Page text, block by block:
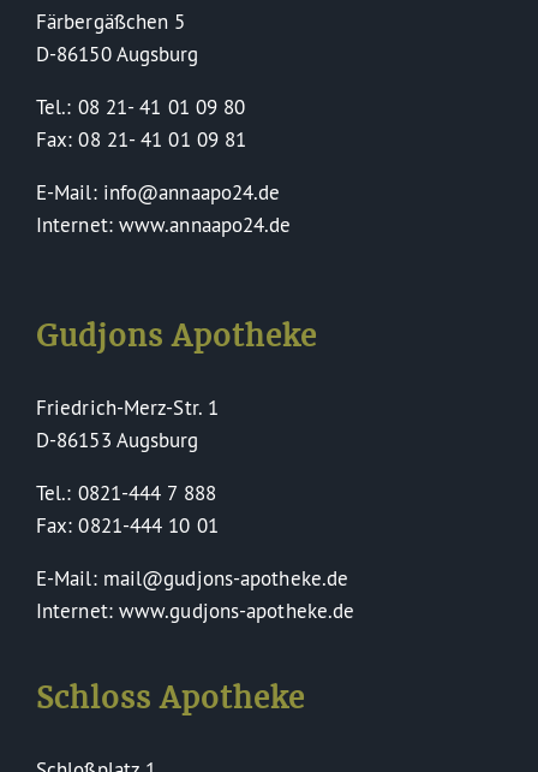
Färbergäßchen 5
D-86150 Augsburg
Tel.: 08 21- 41 01 09 80
Fax: 08 21- 41 01 09 81
E-Mail: info@annaapo24.de
Internet: www.annaapo24.de
Gudjons Apotheke
Friedrich-Merz-Str. 1
D-86153 Augsburg
Tel.: 0821-444 7 888
Fax: 0821-444 10 01
E-Mail: mail@gudjons-apotheke.de
Internet: www.gudjons-apotheke.de
Schloss Apotheke